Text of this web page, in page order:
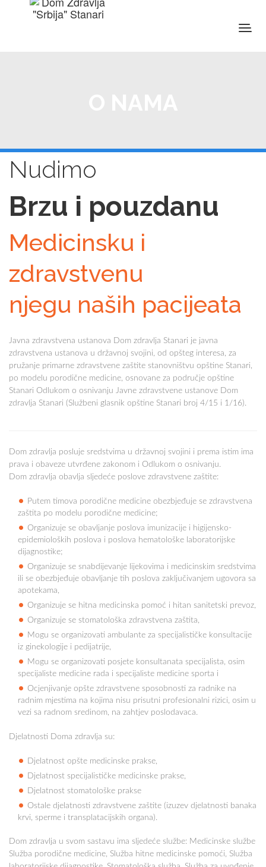
Nudimo
Brzu i pouzdanu
Medicinsku i
zdravstvenu
njegu naših pacijeata
Javna zdravstvena ustanova Dom zdravlja Stanari je javna
zdravstvena ustanova u državnoj svojini, od opšteg interesa, za
pružanje primarne zdravstvene zaštite stanovništvu opštine Stanari,
po modelu porodične medicine, osnovane za područje opštine
Stanari Odlukom o osnivanju Javne zdravstvene ustanove Dom
zdravlja Stanari (Službeni glasnik opštine Stanari broj 4/15 i 1/16).
Dom zdravlja posluje sredstvima u državnoj svojini i prema istim ima
prava i obaveze utvrđene zakonom i Odlukom o osnivanju.
Dom zdravlja obavlja sljedeće poslove zdravstvene zaštite:
Putem timova porodične medicine obezbjeđuje se zdravstvena
zaštita po modelu porodične medicine;
Organizuje se obavljanje poslova imunizacije i higijensko-
epidemioloških poslova i poslova hematološke laboratorijske
dijagnostike;
Organizuje se snabdijevanje lijekovima i medicinskim sredstvima
ili se obezbjeđuje obavljanje tih poslova zaključivanjem ugovora sa
apotekama,
Organizuje se hitna medicinska pomoć i hitan sanitetski prevoz,
Organizuje se stomatološka zdravstvena zaštita,
Mogu se organizovati ambulante za specijalističke konsultacije
iz ginekologije i pedijatrije,
Mogu se organizovati posjete konsultanata specijalista, osim
specijaliste medicine rada i specijaliste medicine sporta i
Ocjenjivanje opšte zdravstvene sposobnosti za radnike na
radnim mjestima na kojima nisu prisutni profesionalni rizici, osim u
vezi sa radnom sredinom, na zahtjev poslodavaca.
Djelatnosti Doma zdravlja su:
Djelatnost opšte medicinske prakse,
Djelatnost specijalističke medicinske prakse,
Djelatnost stomatološke prakse
Ostale djelatnosti zdravstvene zaštite (izuzev djelatnosti banaka
krvi, sperme i transplatacijskih organa).
Dom zdravlja u svom sastavu ima sljedeće službe: Medicinske službe
Služba porodične medicine, Služba hitne medicinske pomoći, Služba